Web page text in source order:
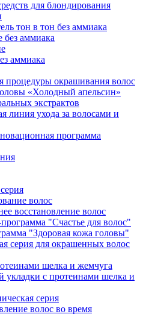
для блондирования
тон в тон без аммиака
аммиака
аммиака
процедуры окрашивания волос
«Холодный апельсин»
экстрактов
линия ухода за волосами и
программа
волос
восстановление волос
"Счастье для волос"
"Здоровая кожа головы"
серия для окрашенных волос
шелка и жемчуга
укладки с протеинами шелка и
серия
волос во время